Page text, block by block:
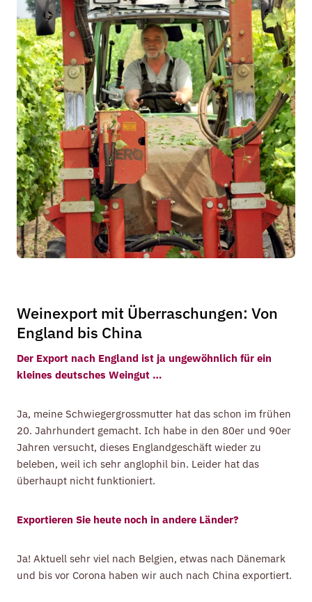
Weinexport mit Überraschungen: Von
England bis China
Der Export nach England ist ja ungewöhnlich für ein
kleines deutsches Weingut …
Ja, meine Schwiegergrossmutter hat das schon im frühen
20. Jahrhundert gemacht. Ich habe in den 80er und 90er
Jahren versucht, dieses Englandgeschäft wieder zu
beleben, weil ich sehr anglophil bin. Leider hat das
überhaupt nicht funktioniert.
Exportieren Sie heute noch in andere Länder?
Ja! Aktuell sehr viel nach Belgien, etwas nach Dänemark
und bis vor Corona haben wir auch nach China exportiert.